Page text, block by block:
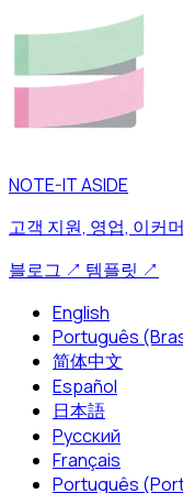
NOTE-IT ASIDE
고객 지원, 영업, 이커
블로그 ↗ 템플릿 ↗
English
Português
简体中文
Español
日本語
Русский
Français
Português